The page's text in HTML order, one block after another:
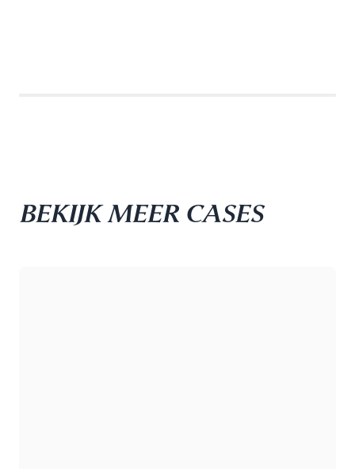
BEKIJK MEER CASES